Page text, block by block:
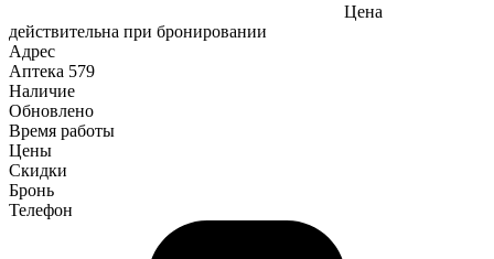
Цена
действительна при бронировании
Адрес
Аптека 579
Наличие
Обновлено
Время работы
Цены
Скидки
Бронь
Телефон